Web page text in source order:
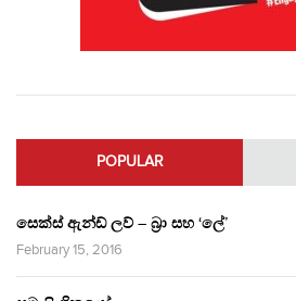
POPULAR
සෙක්ස් ඇන්ඩ් ලව් – බ්‍රා සහ ‘ලේ’
February 15, 2016